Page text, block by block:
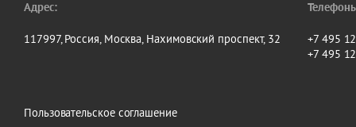
Адрес:
117997, Россия, Москва, Нахимовский проспект, 32
+7 495
+7 495
Пользовательское соглашение